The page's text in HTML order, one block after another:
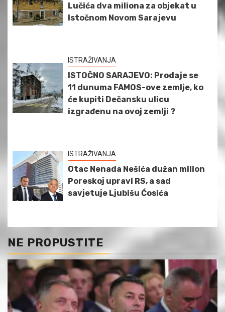
Lučića dva miliona za objekat u
Istočnom Novom Sarajevu
ISTRAŽIVANJA
ISTOČNO SARAJEVO: Prodaje se
11 dunuma FAMOS-ove zemlje, ko
će kupiti Dečansku ulicu
izgrađenu na ovoj zemlji ?
ISTRAŽIVANJA
Otac Nenada Nešića dužan milion
Poreskoj upravi RS, a sad
savjetuje Ljubišu Ćosića
NE PROPUSTITE